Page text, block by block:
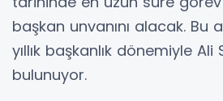
başkan unvanını alacak. Bu
yıllık başkanlık dönemiyle Ali
bulunuyor.